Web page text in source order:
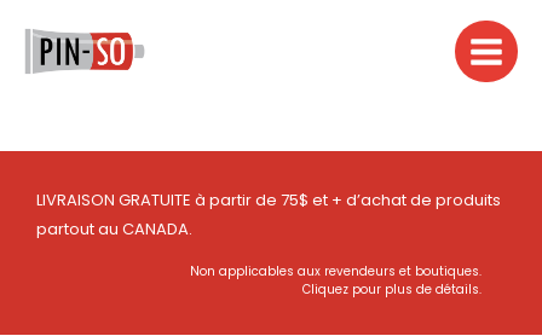
contenu
LIVRAISON GRATUITE à partir de 75$ et + d’achat de produits
partout au CANADA.
Non applicables aux revendeurs et boutiques.
Cliquez pour plus de détails.